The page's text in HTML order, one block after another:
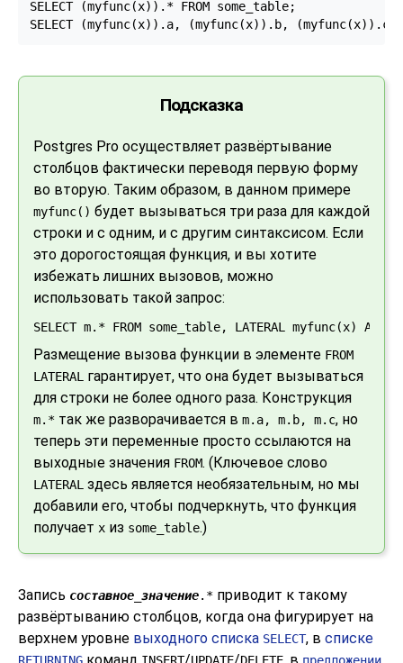
SELECT (myfunc(x)).* FROM some_table;
SELECT (myfunc(x)).a, (myfunc(x)).b, (myfunc(x)).c
Подсказка
Postgres Pro осуществляет развёртывание
столбцов фактически переводя первую форму
во вторую. Таким образом, в данном примере
myfunc() будет вызываться три раза для каждой
строки и с одним, и с другим синтаксисом. Если
это дорогостоящая функция, и вы хотите
избежать лишних вызовов, можно
использовать такой запрос:
SELECT m.* FROM some_table, LATERAL myfunc(x) AS m;
Размещение вызова функции в элементе FROM
LATERAL гарантирует, что она будет вызываться
для строки не более одного раза. Конструкция
m.* так же разворачивается в m.a, m.b, m.c, но
теперь эти переменные просто ссылаются на
выходные значения FROM. (Ключевое слово
LATERAL здесь является необязательным, но мы
добавили его, чтобы подчеркнуть, что функция
получает x из some_table.)
Запись составное_значение.* приводит к такому
развёртыванию столбцов, когда она фигурирует на
верхнем уровне выходного списка SELECT, в списке